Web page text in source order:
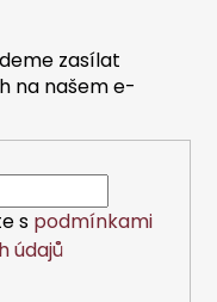
zasílat
na našem e-
s podmínkami
údajů